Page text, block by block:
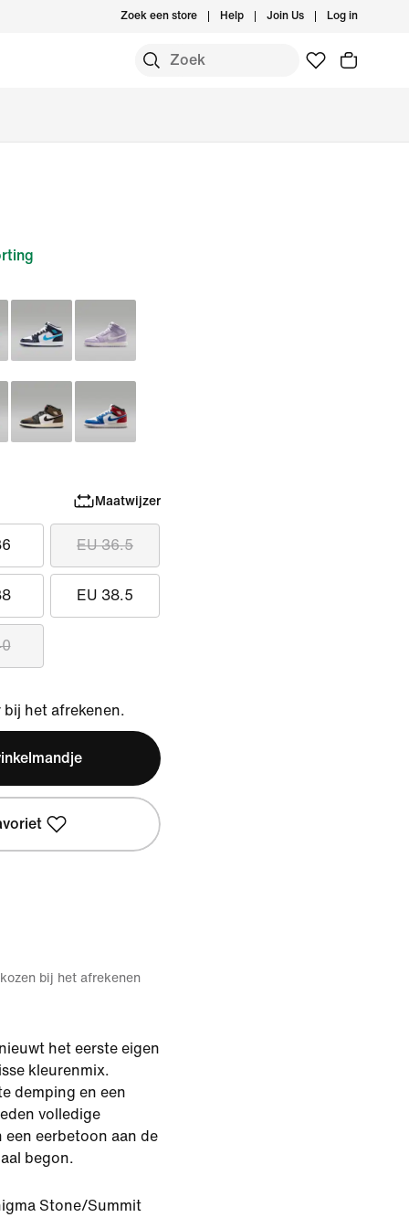
Zoek een store Help Join Us Log in
Maatwijzer
EU 36.5
EU 38.5
het afrekenen.
bij het afrekenen
het eerste eigen
kleurenmix.
demping en een
volledige
eerbetoon aan de
begon.
Stone/Summit